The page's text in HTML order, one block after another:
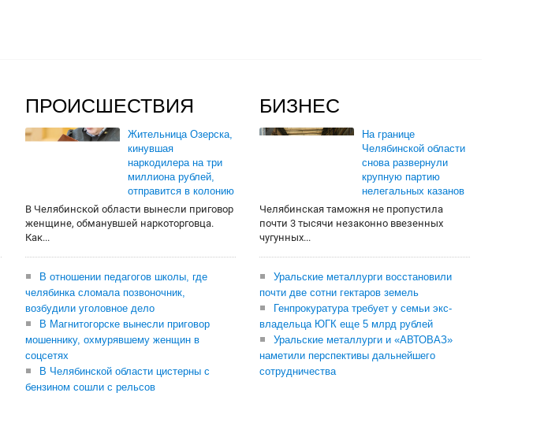
ПРОИСШЕСТВИЯ
Жительница Озерска,
кинувшая
наркодилера на три
миллиона рублей,
отправится в колонию
В Челябинской области вынесли приговор
женщине, обманувшей наркоторговца.
Как...
В отношении педагогов школы, где
челябинка сломала позвоночник,
возбудили уголовное дело
В Магнитогорске вынесли приговор
мошеннику, охмурявшему женщин в
соцсетях
В Челябинской области цистерны с
бензином сошли с рельсов
БИЗНЕС
На границе
Челябинской области
снова развернули
крупную партию
нелегальных казанов
Челябинская таможня не пропустила
почти 3 тысячи незаконно ввезенных
чугунных...
Уральские металлурги восстановили
почти две сотни гектаров земель
Генпрокуратура требует у семьи экс-
владельца ЮГК еще 5 млрд рублей
Уральские металлурги и «АВТОВАЗ»
наметили перспективы дальнейшего
сотрудничества